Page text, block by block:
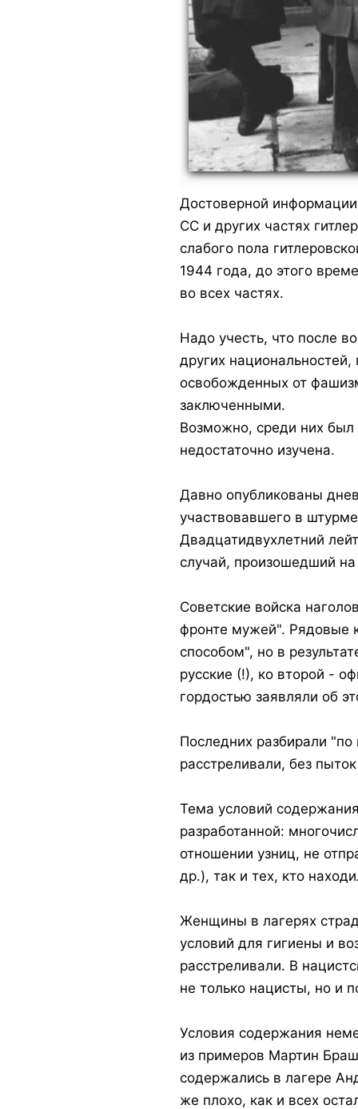
Достоверной
СС и других частях
слабого пола
1944 года, до этого
во всех частях.
Надо учесть, что после
других
освобожденных от
заключенными.
Возможно, среди них
недостаточно изучена.
Давно опубликованы
участвовавшего в
Двадцатидвухлетний
случай, произошедший
Советские войска
фронте мужей". Рядовые
способом", но в
русские (!), ко второй -
гордостью заявляли об
Последних разбирали
расстреливали, без
Тема условий
разработанной:
отношении узниц, не
др.), так и тех, кто
Женщины в лагерях
условий для гигиены и
расстреливали. В
не только нацисты, но и
Условия содержания
из примеров Мартин
содержались в лагере
же плохо, как и всех